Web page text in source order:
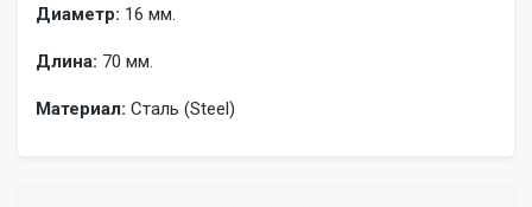
Диаметр: 16 мм.
Длина: 70 мм.
Материал: Сталь (Steel)